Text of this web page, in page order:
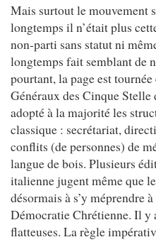
Mais surtout le mouvement
longtemps il n’était plus
non-parti sans statut ni
longtemps fait semblant de
pourtant, la page est
Généraux des Cinque Stelle
adopté à la majorité les
classique : secrétariat,
conflits (de personnes) de
langue de bois. Plusieurs
italienne jugent même que
désormais à s’y méprendre
Démocratie Chrétienne. Il y
flatteuses. La règle